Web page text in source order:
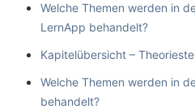
Welche Themen werden in
LernApp behandelt?
Kapitelübersicht –
Welche Themen werden in
behandelt?